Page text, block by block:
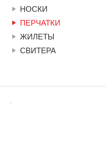
НОСКИ
ПЕРЧАТКИ
ЖИЛЕТЫ
СВИТЕРА